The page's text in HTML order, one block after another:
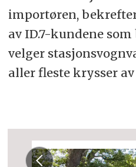
importøren,
av ID.7-kundene
velger
aller fleste krysser